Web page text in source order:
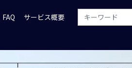
FAQ サービス概要